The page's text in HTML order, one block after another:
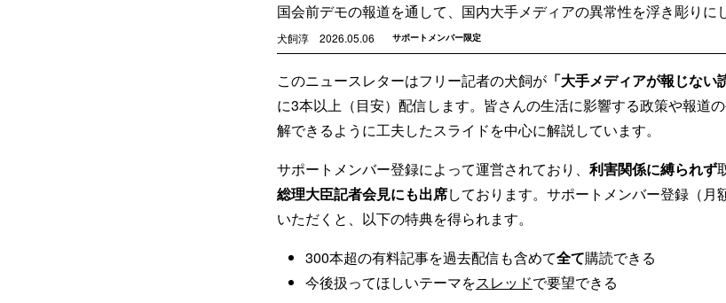
国会前デモの報道を通して、国内大手メディアの異常性を浮き彫りに
犬飼淳 2026.05.06 サポートメンバー限定
このニュースレターはフリー記者の犬飼が 「大手メディアが報じない
に3本以上（目安）配信します。皆さんの生活に影響する政策や報道
解できるように工夫したスライドを中心に解説しています。
サポートメンバー登録によって運営されており、 利害関係に縛られず
総理大臣記者会見にも出席しております。サポートメンバー登録（月
いただくと、以下の特典を得られます。
300本超の有料記事を過去配信も含めて全て購読できる
今後扱ってほしいテーマをスレッドで要望できる